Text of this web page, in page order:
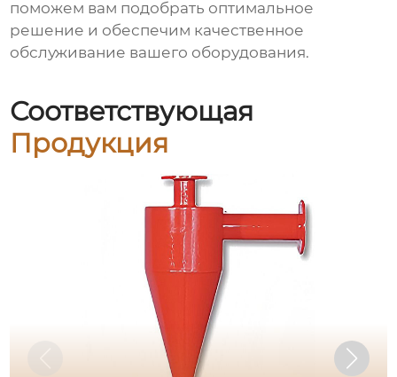
поможем вам подобрать оптимальное
решение и обеспечим качественное
обслуживание вашего оборудования.
Соответствующая
Продукция